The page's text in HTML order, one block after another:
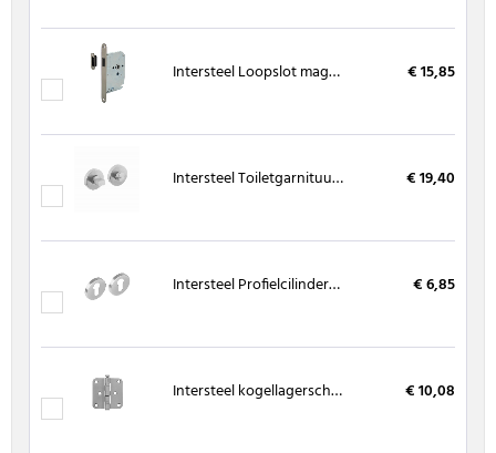
Intersteel Loopslot magnetisch RVS met sluitkom € 15,85
Intersteel Toiletgarnituur RVS 8 mm met nokken Ø51x10 mm ATP € 19,40
Intersteel Profielcilinderplaat RVS met nokken Ø51x10 mm ATP € 6,85
Intersteel kogellagerscharnier RVS 76 x 76 mm € 10,08